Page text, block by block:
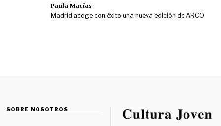
Paula Macías
Madrid acoge con éxito una nueva edición de ARCO
SOBRE NOSOTROS